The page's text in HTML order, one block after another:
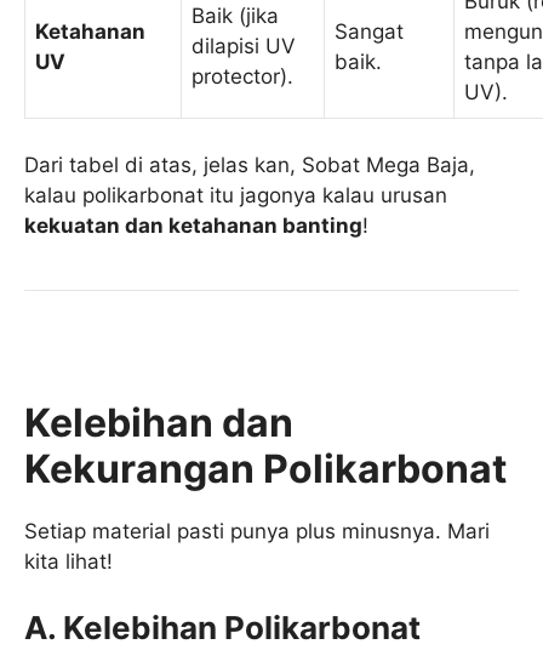
Ketahanan
UV
Baik (jika
dilapisi UV
protector).
Sangat
baik.
tanpa
UV).
Dari tabel di atas, jelas kan, Sobat Mega Baja,
kalau polikarbonat itu jagonya kalau urusan
kekuatan dan ketahanan banting!
Kelebihan dan
Kekurangan Polikarbonat
Setiap material pasti punya plus minusnya. Mari
kita lihat!
A. Kelebihan Polikarbonat